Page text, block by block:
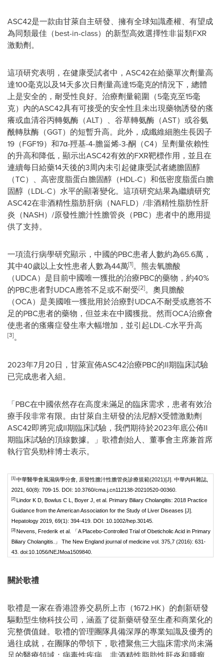
ASC42是一款由甘萊自主研發、擁有全球知識產權、有望成
為同類最佳（best-in-class）的新型高效選擇性非甾類FXR
激動劑。
這項研究表明，在健康受試者中，ASC42在給藥單次劑量高
達100毫克以及14天多次日劑量高達15毫克的情況下，總體
上是安全的，耐受性良好。治療劑量範圍（5毫克至15毫
克）內的ASC42具有可接受的安全性且未出現藥物誘發的瘙
癢或血清谷丙轉氨酶（ALT）、谷草轉氨酶（AST）或谷氨
酰轉肽酶（GGT）的短暫升高。此外，成纖維細胞生長因子
19（FGF19）和7α-羥基-4-膽甾烯-3-酮（C4）呈劑量依賴性
的升高和降低，顯示出ASC42有效的FXR靶標作用，並且在
連續每日給藥14天後的3周內未引起健康受試者總膽固醇
（TC）、高密度脂蛋白膽固醇（HDL-C）和低密度脂蛋白膽
固醇（LDL-C）水平的顯著變化。這項研究結果為繼續研究
ASC42在非酒精性脂肪肝病（NAFLD）/非酒精性脂肪性肝
炎（NASH）/原發性膽汁性膽管炎（PBC）患者中的應用提
供了支持。
一項流行病學研究顯示， 中國的PBC患者人數約為65.6萬，
其中40歲以上女性患者人數為44萬[1]。熊去氧膽酸
（UDCA）是目前中國唯一獲批的治療PBC的藥物，約40%
的PBC患者對UDCA應答不足或不耐受[2]。奧貝膽酸
（OCA）是美國唯一獲批用於治療對UDCA不耐受或應答不
足的PBC患者的藥物，但並未在中國獲批。然而OCA治療會
使患者的瘙癢症發生率大幅增加，並引起LDL-C水平升高
[3]。
2023年7月20日，甘萊宣佈ASC42治療PBC的II期臨床試驗
已完成患者入組。
「PBC在中國依然存在高度未滿足的臨床需求，患者有效治
療手段非常有限。由甘萊自主研發的法尼醇X受體激動劑
ASC42即將完成II期臨床試驗，我們期待於2023年底公佈II
期臨床試驗的頂線數據。」歌禮創始人、董事會主席兼首席
執行官吳勁梓博士表示。
[1] 中華醫學會風濕病學分會, 原發性膽汁性膽管炎診療規範(2021)[J]. 中華內科雜誌,
2021, 60(8): 709-15. DOI: 10.3760/cma.j.cn112138-20210520-00360.
[2] Lindor K D, Bowlus C L, Boyer J, et al. Primary Biliary Cholangitis: 2018 Practice
Guidance from the American Association for the Study of Liver Diseases [J].
Hepatology 2019, 69(1): 394-419. DOI: 10.1002/hep.30145.
[3] Nevens, Frederik et al. 「A Placebo-Controlled Trial of Obeticholic Acid in Primary
Biliary Cholangitis.」 The New England journal of medicine vol. 375,7 (2016): 631-
43. doi:10.1056/NEJMoa1509840.
關於歌禮
歌禮是一家在香港證券交易所上市（1672.HK）的創新研發
驅動型生物科技公司，涵蓋了從新藥研發至生產和商業化的
完整價值鏈。歌禮的管理團隊具備深厚的專業知識及優秀的
過往成就，在團隊的帶領下，歌禮聚焦三大臨床需求尚未滿